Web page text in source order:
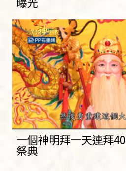
一個神明拜一天連拜
祭典